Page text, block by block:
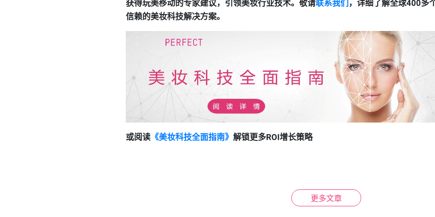
获得玩美移动的专家建议，引领美妆行业技术。敬请联系我们 ，详细了解全球400多
信赖的美妆科技解决方案。
或阅读《美妆科技全面指南》 解锁更多ROI增长策略
更多文章